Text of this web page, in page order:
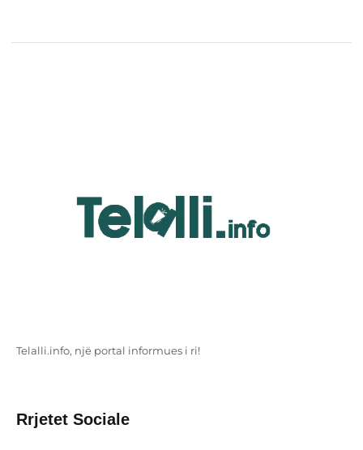
Telalli.info, një portal informues i ri!
Rrjetet Sociale